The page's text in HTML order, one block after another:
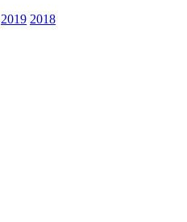
2019 2018